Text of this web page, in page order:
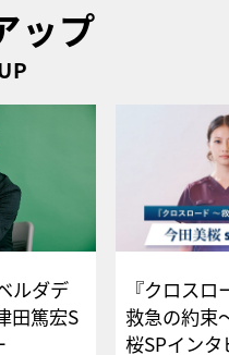
ップ
ルダデ
田篤宏S
ュー
『クロス
救急の約束
桜SPイ